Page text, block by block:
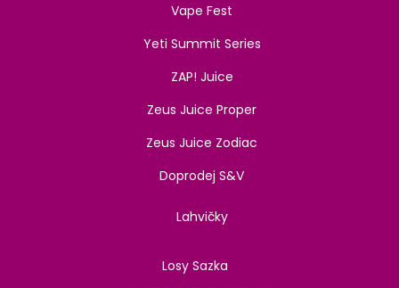
Vape Fest
Yeti Summit Series
ZAP! Juice
Zeus Juice Proper
Zeus Juice Zodiac
Doprodej S&V
Lahvičky
Losy Sazka